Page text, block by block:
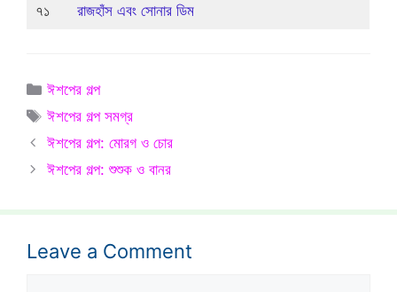
৭১ রাজহাঁস এবং সোনার ডিম
Categories
ঈশপের গল্প
Tags
ঈশপের গল্প সমগ্র
ঈশপের গল্প: মোরগ ও চোর
ঈশপের গল্প: শুশুক ও বানর
Leave a Comment